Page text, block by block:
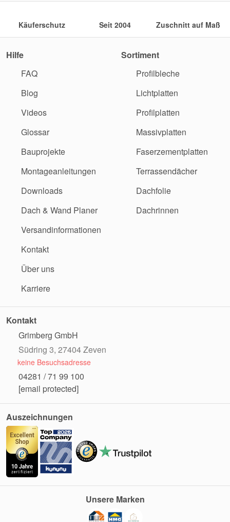
Käuferschutz Seit 2004 Zuschnitt auf Maß
Hilfe
FAQ
Blog
Videos
Glossar
Bauprojekte
Montageanleitungen
Downloads
Dach & Wand Planer
Versandinformationen
Kontakt
Über uns
Karriere
Sortiment
Profilbleche
Lichtplatten
Profilplatten
Massivplatten
Faserzementplatten
Terrassendächer
Dachfolie
Dachrinnen
Kontakt
Grimberg GmbH
Südring 3, 27404 Zeven
keine Besuchsadresse
04281 / 71 99 100
[email protected]
Auszeichnungen
Unsere Marken